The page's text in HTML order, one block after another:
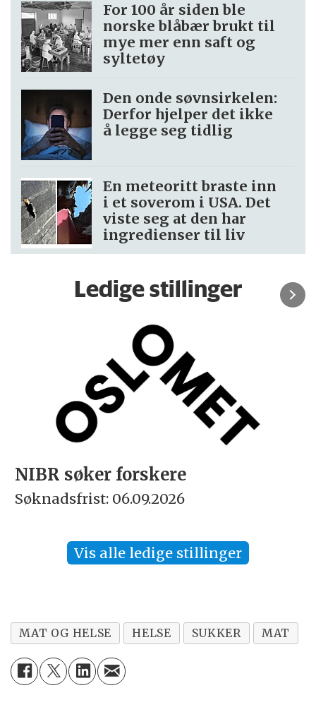
For 100 år siden ble
norske blåbær brukt til
mye mer enn saft og
syltetøy
Den onde søvnsirkelen:
Derfor hjelper det ikke
å legge seg tidlig
En meteoritt braste inn
i et soverom i USA. Det
viste seg at den har
ingredienser til liv
Ledige stillinger
NIBR søker forskere
Søknadsfrist: 06.09.2026
Vis alle ledige stillinger
MAT OG HELSE HELSE SUKKER MAT